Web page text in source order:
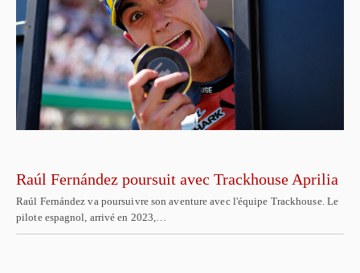
Raúl Fernández poursuit avec Trackhouse Aprilia
Raúl Fernández va poursuivre son aventure avec l'équipe Trackhouse. Le
pilote espagnol, arrivé en 2023,…